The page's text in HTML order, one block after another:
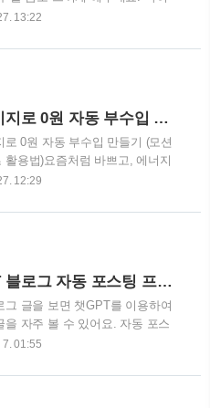
소라(SORA), 이건 진짜 게임 체
츠 기획자, 유튜버, 디자이너, 마
미지 퀄리티 실화임?지금 보신
광고 포스터, 썸네일 이미지, 그
어 “계란 껍질째 먹는 할아버
정말 현실감 넘치고, 한국적인 디
챙기는 걸 보면서 깜짝 놀랐습니
지 툴과 뭐가 다른가?기존의 AI
과 같습니다.| 항목 | 기존 AI 이
||-..
13:22
AI 이미지로 0원 자동 부수입 만들기
로 0원 자동 부수입 만들기 (모션
활용법)요즘처럼 바쁘고, 에너지
인들에게 필요한 건 "재능 없어
저도 똥손인데, 철야까지 하면
Elements)’ 라는 플랫폼
자동화 수익 방법을 알게 되었
짜 가능성 있는 부업이라는 확
습니다.특히 2025년 2월 중순 업
AI 콘텐츠 등록이 가능해지면서
습니다.아직 진입장벽이 낮은 지
12:29
챗GPT 블로그 자동 포스팅 프로그램 무료 배포 (ft.30초 포스팅)
그 글을 보면 챗GPT를 이용하여
을 자주 볼 수 있어요. 자동 포스
큰 수익을 벌고 있는 분들이 많
부업 정도로 생각하기 때문에 프
7. 01:55